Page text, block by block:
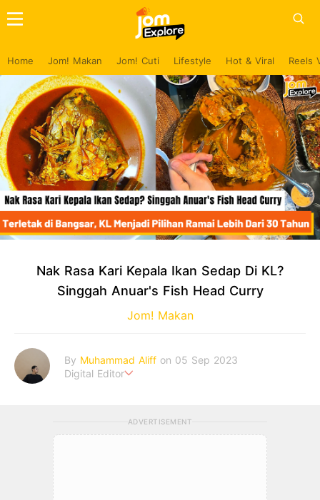
Home Jom! Makan Jom! Cuti Lifestyle Hot & Viral Reels
Nak Rasa Kari Kepala Ikan Sedap Di KL?
Singgah Anuar's Fish Head Curry
Jom! Makan
By Muhammad Aliff on 05 Sep 2023
Digital Editor
ADVERTISEMENT